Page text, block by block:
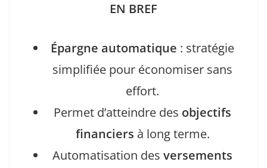
EN BREF
Épargne automatique : stratégie
simplifiée pour économiser sans
effort.
Permet d’atteindre des objectifs
financiers à long terme.
Automatisation des versements